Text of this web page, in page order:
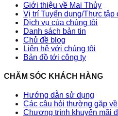
Giới thiệu về Mai Thủy
Vị trí Tuyển dụng/Thực tập
Dịch vụ của chúng tôi
Danh sách bản tin
Chủ đề blog
Liên hệ với chúng tôi
Bản đồ tới công ty
CHĂM SÓC KHÁCH HÀNG
Hướng dẫn sử dụng
Các câu hỏi thường gặp
Chương trình khuyến mãi